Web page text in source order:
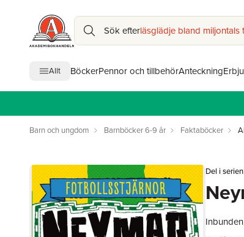
Sök efterläsglädje bland miljontals
Allt BöckerPennor och tillbehörAnteckning
Barn och ungdom Barnböcker 6-9 år Faktaböcker
Del i serien